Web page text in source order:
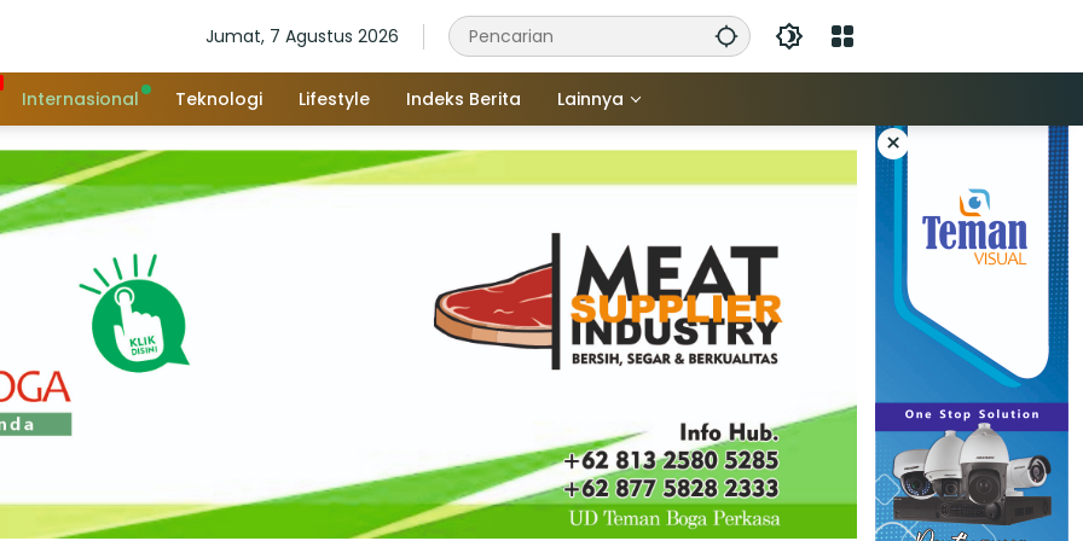
Jumat, 7 Agustus 2026
Internasional Teknologi Lifestyle Indeks Berita Lainnya
×